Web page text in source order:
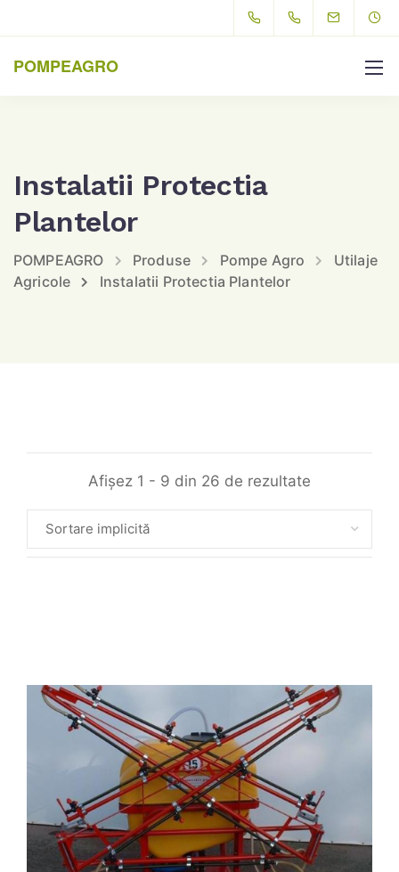
POMPEAGRO
Instalatii Protectia
Plantelor
POMPEAGRO Produse Pompe Agro
Utilaje
Agricole
Instalatii Protectia Plantelor
Afișez 1 - 9 din 26 de rezultate